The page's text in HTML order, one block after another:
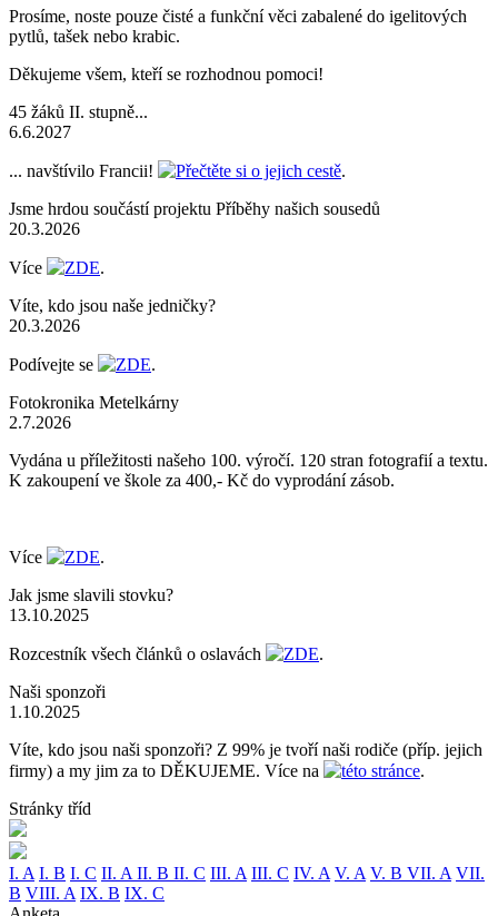
Prosíme, noste pouze čisté a funkční věci zabalené do igelitových
pytlů, tašek nebo krabic.
Děkujeme všem, kteří se rozhodnou pomoci!
45 žáků II. stupně...
6.6.2027
... navštívilo Francii! Přečtěte si o jejich cestě.
Jsme hrdou součástí projektu Příběhy našich sousedů
20.3.2026
Více ZDE.
Víte, kdo jsou naše jedničky?
20.3.2026
Podívejte se ZDE.
Fotokronika Metelkárny
2.7.2026
Vydána u příležitosti našeho 100. výročí. 120 stran fotografií a textu.
K zakoupení ve škole za 400,- Kč do vyprodání zásob.
Více ZDE.
Jak jsme slavili stovku?
13.10.2025
Rozcestník všech článků o oslavách ZDE.
Naši sponzoři
1.10.2025
Víte, kdo jsou naši sponzoři? Z 99% je tvoří naši rodiče (příp. jejich
firmy) a my jim za to DĚKUJEME. Více na
této stránce.
Stránky tříd
I. A I. B I. C II. A II. B II. C III. A III. C IV. A V. A V. B VII. A VII.
B VIII. A IX. B IX. C